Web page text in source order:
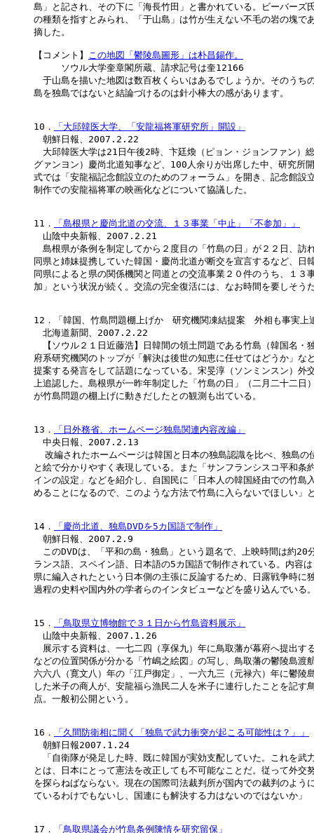
島」と記され、その下に「海長竹田」と書かれている。ビーバーズ
の種類を指すとみられ、「于山島」は竹が生えない不毛の岩の塊で
摘した。
【コメント】 この地図「鬱陵島圖形」は朴昌錫作。
ソウル大学奎章閣所蔵、請求記号は奎12166
于山島を描いた地図は数百枚くらいはあるでしょうか。そのうち
島を独島ではないと結論づけるのは針小棒大の感があります。
10．
「大邱韓医大学、「安龍福将軍研究所」開設」
朝鮮日報、2007.2.22
大邱韓医大学は21日午後2時、卞廷煥（ピョン・ジョンファン）
グァンヨン）慶尚北道知事など、100人余りが出席した中、研究所
式では「安龍福記念館設立のためのフォーラム」を開き、記念館設
制作での安龍福将軍の映画化などについて協議した。
11．
「島根県と慶尚北道の交流、１３事業「中止」「不参加」」
山陰中央新報、2007.2.21
島根県が条例を制定してから２度目の「竹島の日」が２２日、訪
同県と姉妹提携していた韓国・慶尚北道が断交を宣言するなど、日
同県によると県の関係機関と同道との交流事業２０件のうち、１３
加」という状況が続く。交流の完全復活には、なお時間を要しそう
12．「韓国、竹島問題棚上げか　研究機関凍結提案　外相も事実上
北海道新聞、2007.2.22
【ソウル２１日近藤浩】日韓間の領土問題である竹島（韓国名・
府系研究機関のトップが「解決は後世の知恵に任せてはどうか」な
提案する発言をして話題になっている。宋旻淳（ソンミンスン）外
上追認した。島根県が一昨年制定した「竹島の日」（二月二十二日
が竹島問題の棚上げに動きだしたとの観測も出ている。
13．
「日外務省、ホームページ独島関連内容改編」
中央日報、2007.2.13
改編されたホームページは韓国と日本の独島認識を比べ、独島の
と絵で分かりやすく表現している。また「サンフランシスコ平和条
インの設定」などを紹介し、自国民に「日本人の韓国経由での竹島
めることになるので、このような方法で竹島に入らないでほしい
14．
「慶尚北道、独島DVDを5カ国語で制作」
朝鮮日報、2007.2.9
このDVDは、「平和の島・独島」という題名で、上映時間は約20
ランス語、スペイン語、日本語の5カ国語で制作されている。内容
県に編入されたという日本側の主張に反論するため、日露戦争時に
過程の史料や国内外の学者らのインタビューなどを盛り込んでいる
15．
「鳥取県立博物館で３１日から竹島資料展示」
山陰中央新報、2007.1.26
展示する資料は、一七二四（享保九）年に鳥取藩が幕府へ提出す
などの位置関係が分かる「竹嶋之絵図」の写し、鳥取藩の鬱陵島渡
六六八（寛文八）年の「江戸御定」、一六九三（元禄六）年に鬱陵
した米子の商人が、安龍福ら漁民二人を米子に連行したことを記す
点。一般初公開という。
16．
「久間防衛相に聞く「独島で武力衝突が起こる可能性は？」」
朝鮮日報2007.1.24
「自衛隊が発足した時、既に韓国が実効支配していた。これを武
とは、日本にとって憲法を改正しても不可能なことだ。従って外交
を探らねばならない。現在の国際司法裁判所が国内での裁判のよう
ているわけでもないし、国連にも解決する力はないのではないか」
17． 「鳥取県議会が竹島条例陳情を研究留保」